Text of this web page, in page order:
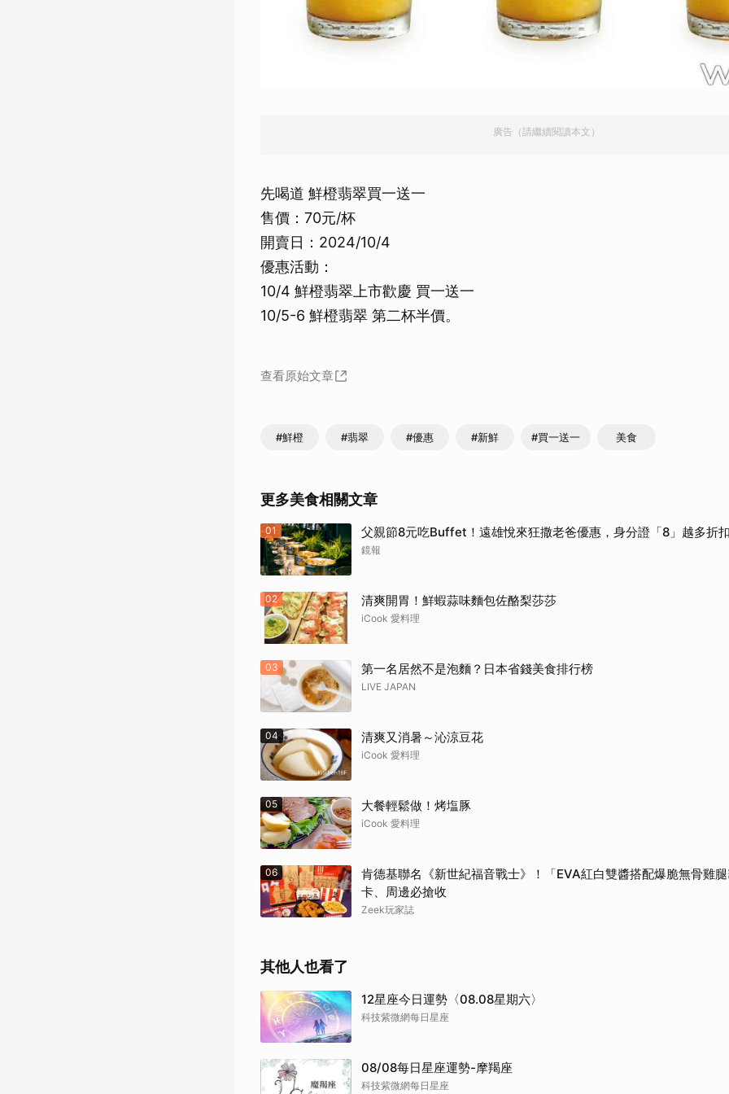
廣告（請繼續閱讀本文）
先喝道 鮮橙翡翠買一送一
售價：70元/杯
開賣日：2024/10/4
優惠活動：
10/4 鮮橙翡翠上市歡慶 買一送一
10/5-6 鮮橙翡翠 第二杯半價。
查看原始文章
#鮮橙 #翡翠 #優惠 #新鮮 #買一送一 美食
更多美食相關文章
01 父親節8元吃Buffet！遠雄悅來狂撒老爸優惠，身分證「8」越多折
鏡報
02 清爽開胃！鮮蝦蒜味麵包佐酪梨莎莎
iCook 愛料理
03 第一名居然不是泡麵？日本省錢美食排行榜
LIVE JAPAN
04 清爽又消暑～沁涼豆花
iCook 愛料理
05 大餐輕鬆做！烤塩豚
iCook 愛料理
06
肯德基聯名《新世紀福音戰士》！「EVA紅白雙醬搭配爆脆無骨雞
卡、周邊必搶收
Zeek玩家誌
其他人也看了
12星座今日運勢〈08.08星期六〉
科技紫微網每日星座
08/08每日星座運勢-摩羯座
科技紫微網每日星座
取消